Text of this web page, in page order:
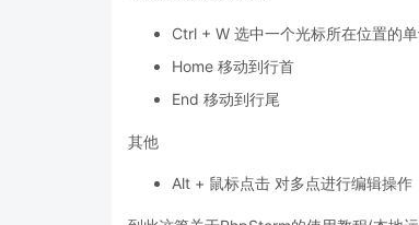
Ctrl + W 选中一个光标所在位置的
Home 移动到行首
End 移动到行尾
其他
Alt + 鼠标点击 对多点进行编辑操作